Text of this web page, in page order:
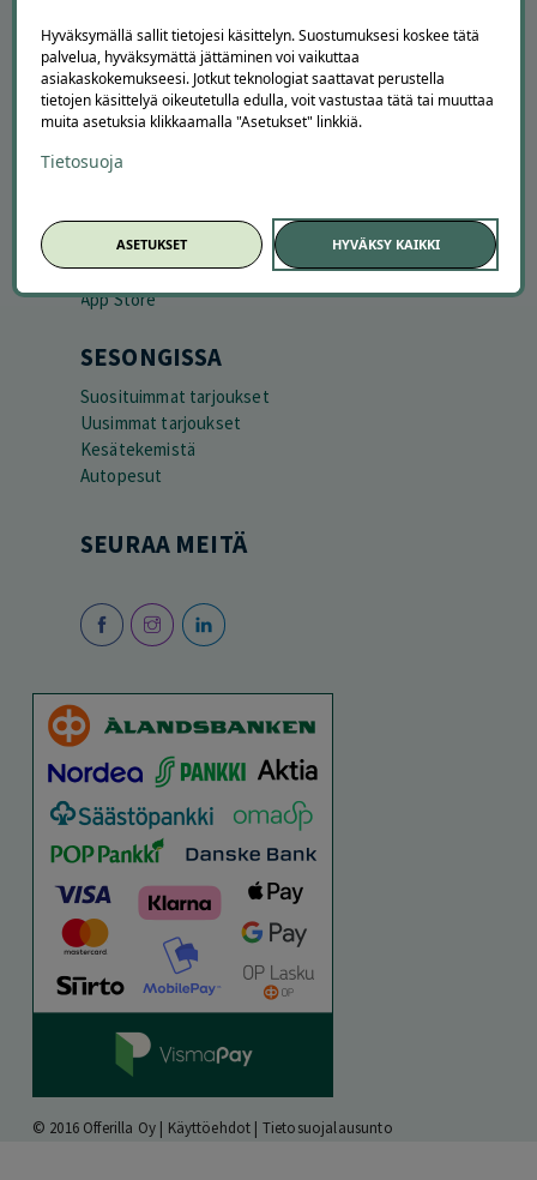
Partneriportaali
LATAA APPI
SESONGISSA
Suosituimmat tarjoukset
Uusimmat tarjoukset
Kesätekemistä
Autopesut
SEURAA MEITÄ
© 2016 Offerilla Oy | Käyttöehdot | Tietosuojalausunto
Hyväksymällä sallit tietojesi käsittelyn. Suostumuksesi koskee tätä
palvelua, hyväksymättä jättäminen voi vaikuttaa
asiakaskokemukseesi. Jotkut teknologiat saattavat perustella
tietojen käsittelyä oikeutetulla edulla, voit vastustaa tätä tai muuttaa
muita asetuksia klikkaamalla "Asetukset" linkkiä.
Tietosuoja
ASETUKSET HYVÄKSY KAIKKI